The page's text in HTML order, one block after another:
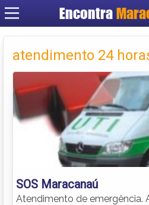
Encontra
Criar
atendimento 24
SOS Maracanaú
Atendimento de emergência.